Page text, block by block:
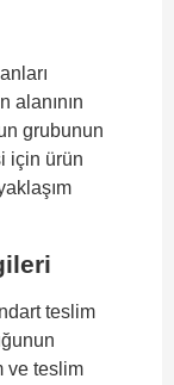
alanının
grubunun
için ürün
teslim
ve teslim